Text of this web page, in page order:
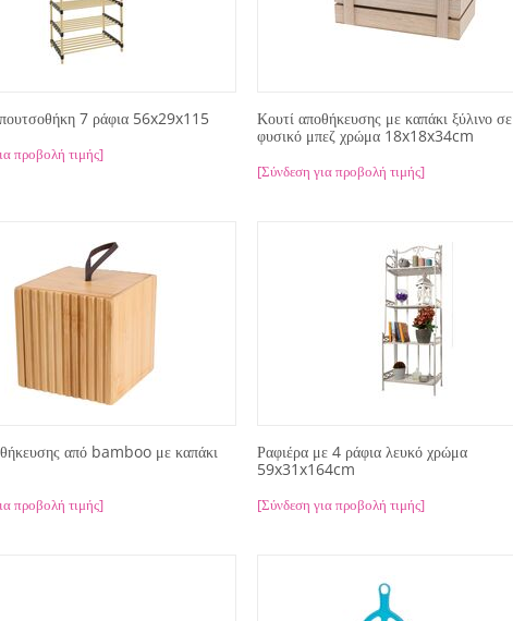
7 ράφια 56x29x115
προβολή τιμής]
Κουτί αποθήκευσης με καπάκι ξύλινο σε
φυσικό μπεζ χρώμα 18x18x34cm
[Σύνδεση για προβολή τιμής]
από bamboo με καπάκι
προβολή τιμής]
Ραφιέρα με 4 ράφια λευκό χρώμα
59x31x164cm
[Σύνδεση για προβολή τιμής]